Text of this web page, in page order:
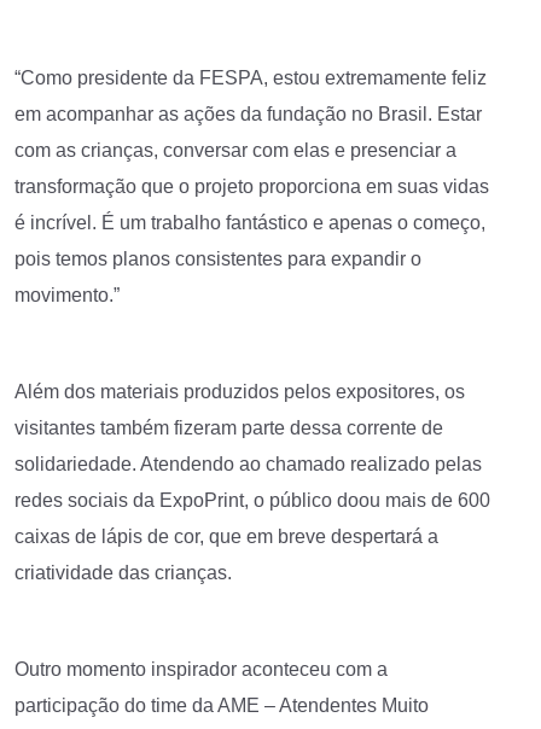
“Como presidente da FESPA, estou extremamente feliz
em acompanhar as ações da fundação no Brasil. Estar
com as crianças, conversar com elas e presenciar a
transformação que o projeto proporciona em suas vidas
é incrível. É um trabalho fantástico e apenas o começo,
pois temos planos consistentes para expandir o
movimento.”
Além dos materiais produzidos pelos expositores, os
visitantes também fizeram parte dessa corrente de
solidariedade. Atendendo ao chamado realizado pelas
redes sociais da ExpoPrint, o público doou mais de 600
caixas de lápis de cor, que em breve despertará a
criatividade das crianças.
Outro momento inspirador aconteceu com a
participação do time da AME – Atendentes Muito